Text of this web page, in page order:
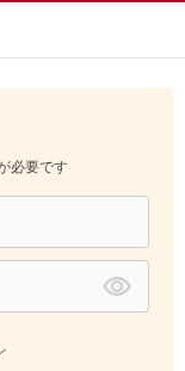
必要です